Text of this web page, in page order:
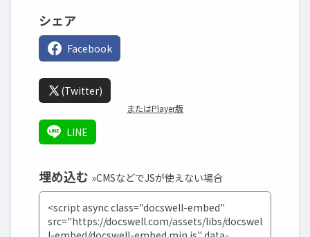
シェア
Facebook
(Twitter)
またはPlayer版
LINE
埋め込む »CMSなどでJSが使えない場合